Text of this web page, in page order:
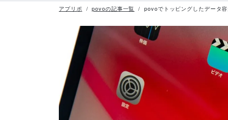
アプリポ povoの記事一覧 povoでトッピングしたデータ